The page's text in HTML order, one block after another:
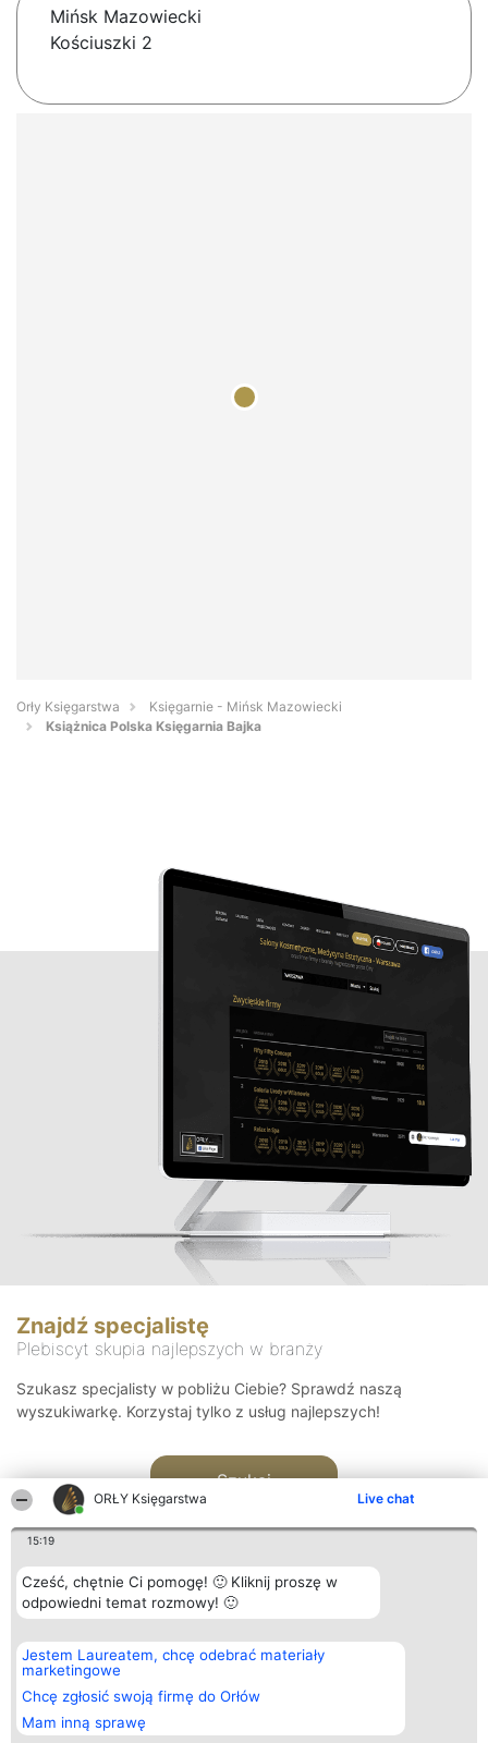
ORŁY Księgarstwa Live chat
15:19
Cześć, chętnie Ci pomogę! 🙂 Kliknij proszę w
odpowiedni temat rozmowy! 🙂
Jestem Laureatem, chcę odebrać materiały
marketingowe
Chcę zgłosić swoją firmę do Orłów
Mam inną sprawę
Mińsk Mazowiecki
Kościuszki 2
Orły Księgarstwa
Księgarnie - Mińsk Mazowiecki
Książnica Polska Księgarnia Bajka
Znajdź specjalistę
Plebiscyt skupia najlepszych w branży
Szukasz specjalisty w pobliżu Ciebie? Sprawdź naszą
wyszukiwarkę. Korzystaj tylko z usług najlepszych!
Szukaj
Organizator plebiscytu
Bright Side Solutions sp. z o.
o. sp. k.
ul. Ruska 22
Wrocław 50-079
KRS 0000749100 | Regon
381313360 | NIP 8943132676
Plebiscyt
Laureaci
wszystkich
Laureatów
Regulamin
Kontakt
Kontakt